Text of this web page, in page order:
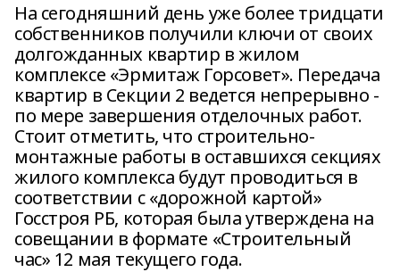
На сегодняшний день уже более тридцати
собственников получили ключи от своих
долгожданных квартир в жилом
комплексе «Эрмитаж Горсовет». Передача
квартир в Секции 2 ведется непрерывно -
по мере завершения отделочных работ.
Стоит отметить, что строительно-
монтажные работы в оставшихся секциях
жилого комплекса будут проводиться в
соответствии с «дорожной картой»
Госстроя РБ, которая была утверждена на
совещании в формате «Строительный
час» 12 мая текущего года.